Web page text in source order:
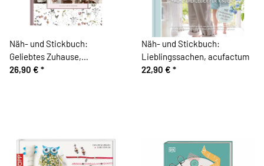
Näh- und Stickbuch:
Geliebtes Zuhause,
Acufactum
26,90 € *
Näh- und Stickbuch:
Lieblingssachen, acufactum
22,90 € *